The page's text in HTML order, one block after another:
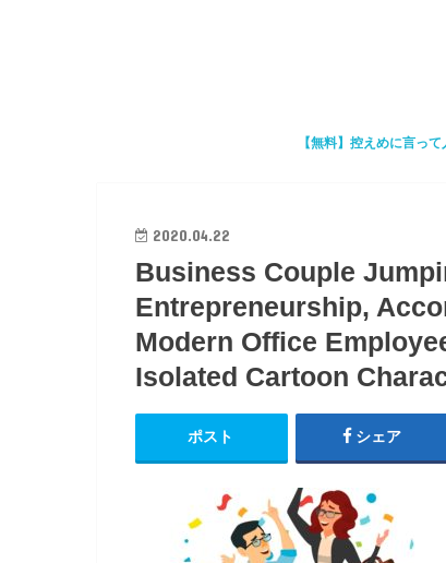
【無料】控えめに言っ
2020.04.22
Business Couple
Entrepreneurship,
Modern Office
Isolated Cartoon
ポスト シェア